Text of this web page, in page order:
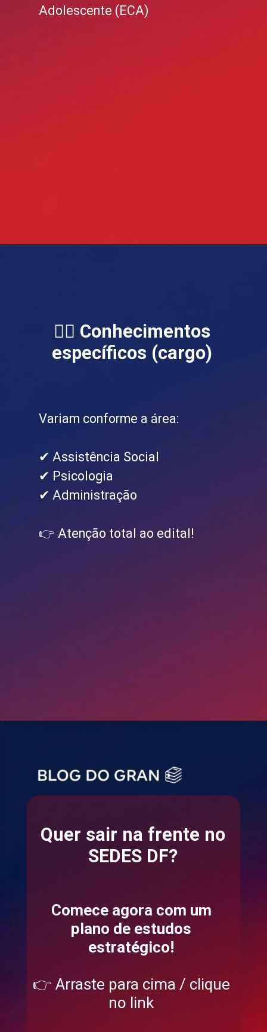
Adolescente (ECA)
👩‍⚕️ Conhecimentos
específicos (cargo)
Variam conforme a área:
✔ Assistência Social
✔ Psicologia
✔ Administração
👉 Atenção total ao edital!
Quer sair na frente no
SEDES DF?
Comece agora com um
plano de estudos
estratégico!
👉 Arraste para cima / clique
no link